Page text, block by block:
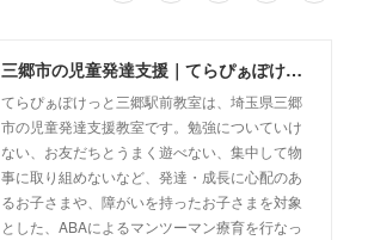
三郷市の児童発達支援｜てらぴぁぽけっと三郷駅前教室
てらぴぁぽけっと三郷駅前教室は、埼玉県三郷
市の児童発達支援教室です。勉強についていけ
ない、お友だちとうまく遊べない、集中して物
事に取り組めないなど、発達・成長に心配のあ
るお子さまや、障がいを持ったお子さまを対象
とした、ABAによるマンツーマン療育を行なっ